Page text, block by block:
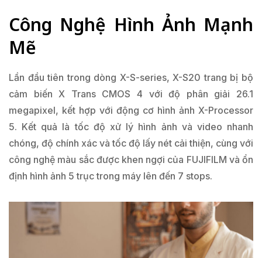
Công Nghệ Hình Ảnh Mạnh
Mẽ
Lần đầu tiên trong dòng X-S-series, X-S20 trang bị bộ
cảm biến X Trans CMOS 4 với độ phân giải 26.1
megapixel, kết hợp với động cơ hình ảnh X-Processor
5. Kết quả là tốc độ xử lý hình ảnh và video nhanh
chóng, độ chính xác và tốc độ lấy nét cải thiện, cùng với
công nghệ màu sắc được khen ngợi của FUJIFILM và ổn
định hình ảnh 5 trục trong máy lên đến 7 stops.